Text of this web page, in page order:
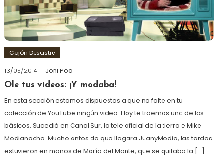
Cajón Desastre
13/03/2014
Joni Pod
Ole tus videos: ¡Y modaba!
En esta sección estamos dispuestos a que no falte en tu
colección de YouTube ningún video. Hoy te traemos uno de los
básicos. Sucedió en Canal Sur, la tele oficial de la tierra e Mike
Medianoche. Mucho antes de que llegara JuanyMedio, las tardes
estuvieron en manos de María del Monte, que se quitaba la […]